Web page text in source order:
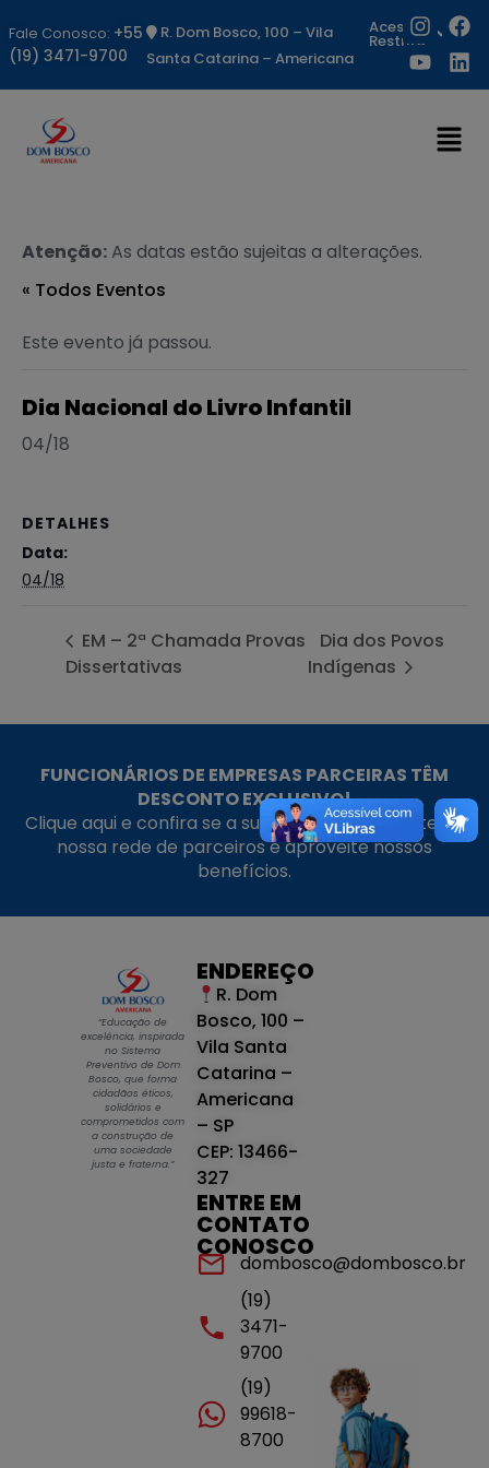
Fale Conosco: +55
(19) 3471-9700
R. Dom Bosco, 100 – Vila
Santa Catarina – Americana
Acesso
Restrito
Atenção:As datas estão sujeitas a alterações.
« Todos Eventos
Este evento já passou.
Dia Nacional do Livro Infantil
04/18
DETALHES
Data:
04/18
EM – 2ª Chamada Provas
Dissertativas
Dia dos Povos
Indígenas
FUNCIONÁRIOS DE EMPRESAS PARCEIRAS TÊM
DESCONTO EXCLUSIVO!
Clique aqui e confira se a sua empresa faz parte da
nossa rede de parceiros e aproveite nossos
benefícios.
“Educação de
excelência, inspirada
no Sistema
Preventivo de Dom
Bosco, que forma
cidadãos éticos,
solidários e
comprometidos com
a construção de
uma sociedade
justa e fraterna.”
ENDEREÇO
R. Dom
Bosco, 100 –
Vila Santa
Catarina –
Americana
– SP
CEP: 13466-
327
ENTRE EM
CONTATO
CONOSCO
dombosco@dombosco.br
(19)
3471-
9700
(19)
99618-
8700